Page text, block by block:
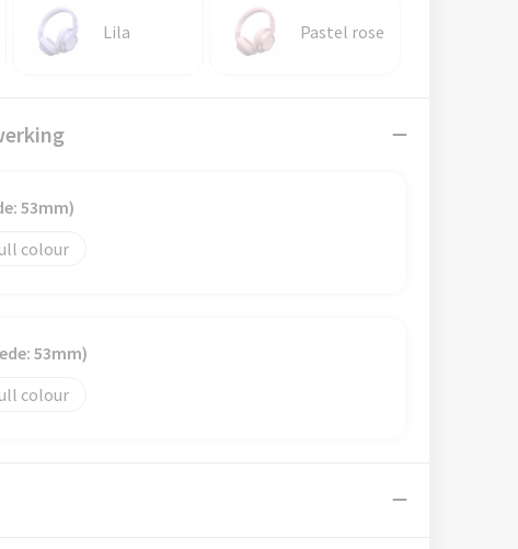
Lila Pastel rose
53mm)
colour
53mm)
colour